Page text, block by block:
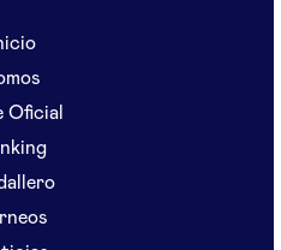
Oficial